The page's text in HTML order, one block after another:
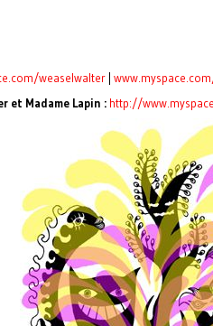
weaselwalter
et Madame Lapin : http://